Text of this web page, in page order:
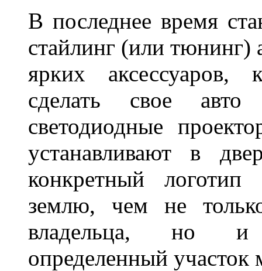
В последнее время
стайлинг (или тюнинг)
ярких аксессуаров,
сделать свое
светодиодные
устанавливают в
конкретный логотип
землю, чем не
владельца, но и
определенный участок